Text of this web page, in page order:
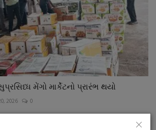
મેંગો માર્કેટનો પ્રારંભ થયો
2026 0